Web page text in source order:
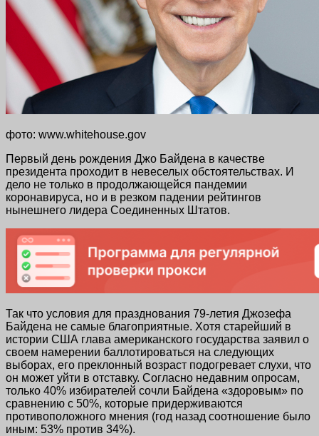
фото: www.whitehouse.gov
Первый день рождения Джо Байдена в качестве
президента проходит в невеселых обстоятельствах. И
дело не только в продолжающейся пандемии
коронавируса, но и в резком падении рейтингов
нынешнего лидера Соединенных Штатов.
Так что условия для празднования 79-летия Джозефа
Байдена не самые благоприятные. Хотя старейший в
истории США глава американского государства заявил о
своем намерении баллотироваться на следующих
выборах, его преклонный возраст подогревает слухи, что
он может уйти в отставку. Согласно недавним опросам,
только 40% избирателей сочли Байдена «здоровым» по
сравнению с 50%, которые придерживаются
противоположного мнения (год назад соотношение было
иным: 53% против 34%).